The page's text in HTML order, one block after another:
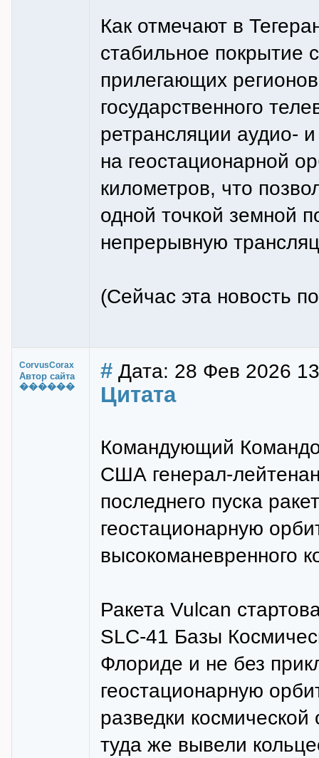
Как отмечают в
стабильное покрытие
прилегающих
государственного
ретрансляции аудио-
на геостационарной
километров, что
одной точкой земной
непрерывную
(Сейчас эта новость
CorvusCorax
Автор сайта
������
# Дата: 28 Фев 2026
Цитата
Командующий
США генерал-
последнего пуска
геостационарную
высокоманевренного
Ракета Vulcan
SLC-41 Базы
Флориде и не без
геостационарную
разведки
туда же вывели